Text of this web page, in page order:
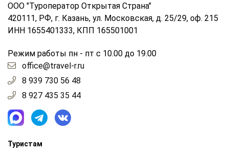
ООО "Туроператор Открытая Страна"
420111, РФ, г. Казань, ул. Московская, д. 25/29, оф. 215
ИНН 1655401333, КПП 165501001
Режим работы пн - пт с 10.00 до 19.00
office@travel-r.ru
8 939 730 56 48
8 927 435 35 44
Туристам